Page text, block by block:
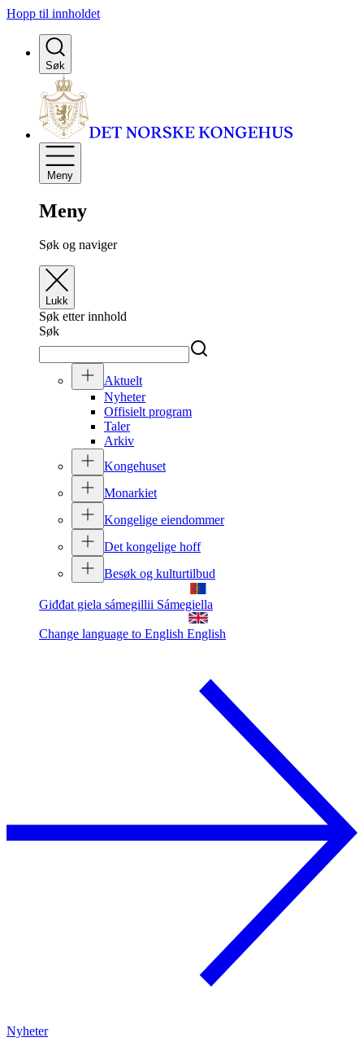
Hopp til innholdet
Søk
Meny
Meny
Søk og naviger
Lukk
Søk etter innhold
Søk
Aktuelt
Nyheter
Offisielt program
Taler
Arkiv
Kongehuset
Monarkiet
Kongelige eiendommer
Det kongelige hoff
Besøk og kulturtilbud
Giđđat giela sámegillii Sámegiella
Change language to English English
Nyheter